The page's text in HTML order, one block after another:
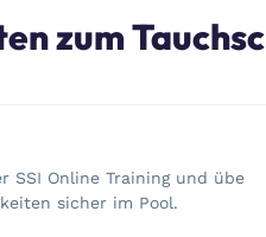
zum
SSI Online Training und übe
sicher im Pool.